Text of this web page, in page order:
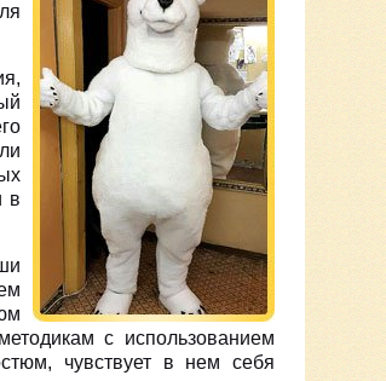
в
с использованием
чувствует в нем себя